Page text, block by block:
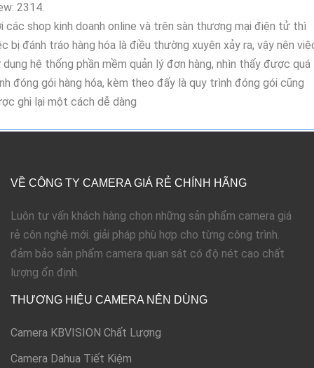
2314.
các shop kinh doanh online và trên sàn thương mại điện tử thì
bị đánh tráo hàng hóa là điều thường xuyên xảy ra, vậy nên
dụng hệ thống phần mềm quản lý đơn hàng, nhìn thấy được quá
đóng gói hàng hóa, kèm theo đấy là quy trình đóng gói cũng
ghi lại một cách dễ dàng
VỀ CÔNG TY CAMERA GIÁ RẺ CHÍNH HÃNG
Luôn tư vấn khách hàng chọn những sản phẩm camera giá
rẻ côn nghệ mới. giải pháp phù hợp cho từng công trình.
đảm bảo sản phẩm camera quan sát có độ nét cao chất
lượng ổn định.
THƯƠNG HIỆU CAMERA NÊN DÙNG
Camera KBVISION Chất Lượng
Camera Dahua Tiết Kiệm